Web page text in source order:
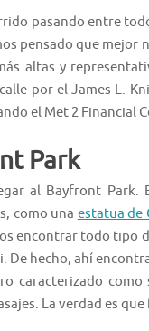
pasando entre
pensado que
altas y
por el James L.
el Met 2 Financial
Park
al Bayfront
como una estatua de
encontrar todo tipo
De hecho, ahí
caracterizado
La verdad es